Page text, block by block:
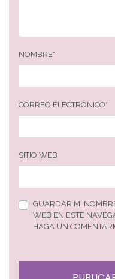
NOMBRE*
CORREO ELECTRÓNICO*
SITIO WEB
GUARDAR MI
WEB EN ESTE
HAGA UN